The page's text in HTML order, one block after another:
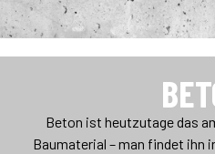
Beton ist heutzutage das
Baumaterial – man findet ihn